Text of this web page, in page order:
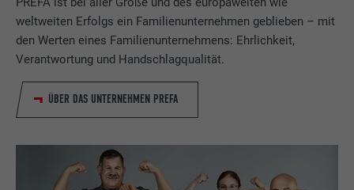
weltweiten Erfolgs ein Familienunternehmen geblieben – mit
den Werten eines Familienunternehmens: Ehrlichkeit,
Verantwortung und Handschlagqualität.
ÜBER DAS UNTERNEHMEN PREFA